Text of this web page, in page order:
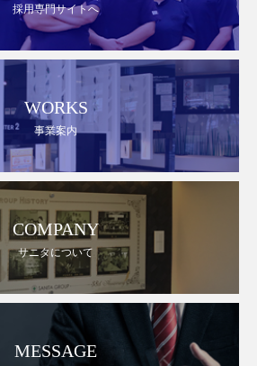
採用専門サイトへ
WORKS
事業案内
COMPANY
サニタについて
MESSAGE